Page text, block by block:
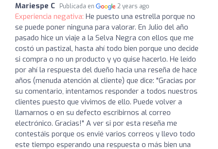
Mariespe C Publicada en 2 years ago
Experiencia negativa: He puesto una estrella porque no
se puede poner ninguna para valorar. En Julio del año
pasado hice un viaje a la Selva Negra con ellos que me
costó un pastizal, hasta ahí todo bien porque uno decide
si compra o no un producto y yo quise hacerlo. He leído
por ahí la respuesta del dueño hacia una reseña de hace
años (menuda atención al cliente) que dice: "Gracias por
su comentario, intentamos responder a todos nuestros
clientes puesto que vivimos de ello. Puede volver a
llamarnos o en su defecto escribirnos al correo
electrónico. Gracias!" A ver si por esta reseña me
contestáis porque os envié varios correos y llevo todo
este tiempo esperando una respuesta o más bien una